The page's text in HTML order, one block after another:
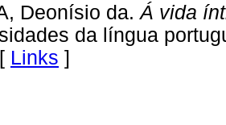
Deonísio da.Á vida
da língua
Links ]